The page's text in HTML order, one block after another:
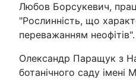
Любов Борсукевич,
"Рослинність, що
переважанням неофітів".
Олександр Паращук з
ботанічного саду